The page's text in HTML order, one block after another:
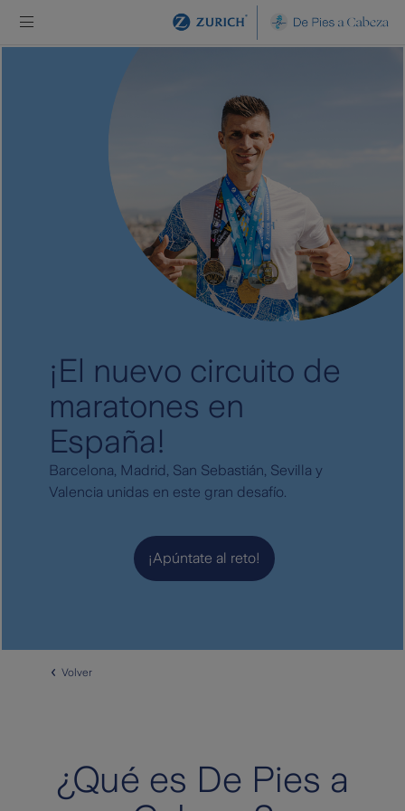
¡El nuevo circuito de
maratones en
España!
Barcelona, Madrid, San Sebastián, Sevilla y
Valencia unidas en este gran desafío.
¡Apúntate al reto!
Volver
¿Qué es De Pies a